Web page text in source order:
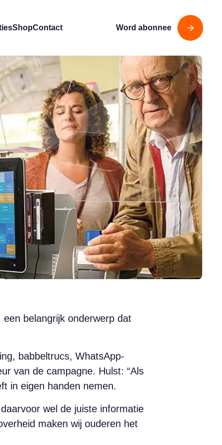
ShopContact Word abonnee
belangrijk onderwerp dat
babbeltrucs, WhatsApp-
van de campagne. Hulst: “Als
in eigen handen nemen.
wel de juiste informatie
maken wij ouderen het